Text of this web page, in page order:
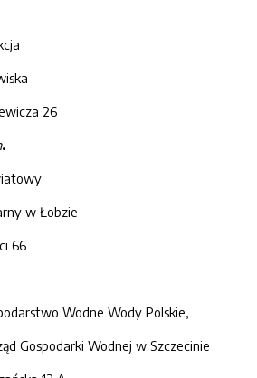
26
.
w Łobzie
66
Wodne Wody Polskie,
Gospodarki Wodnej w Szczecinie